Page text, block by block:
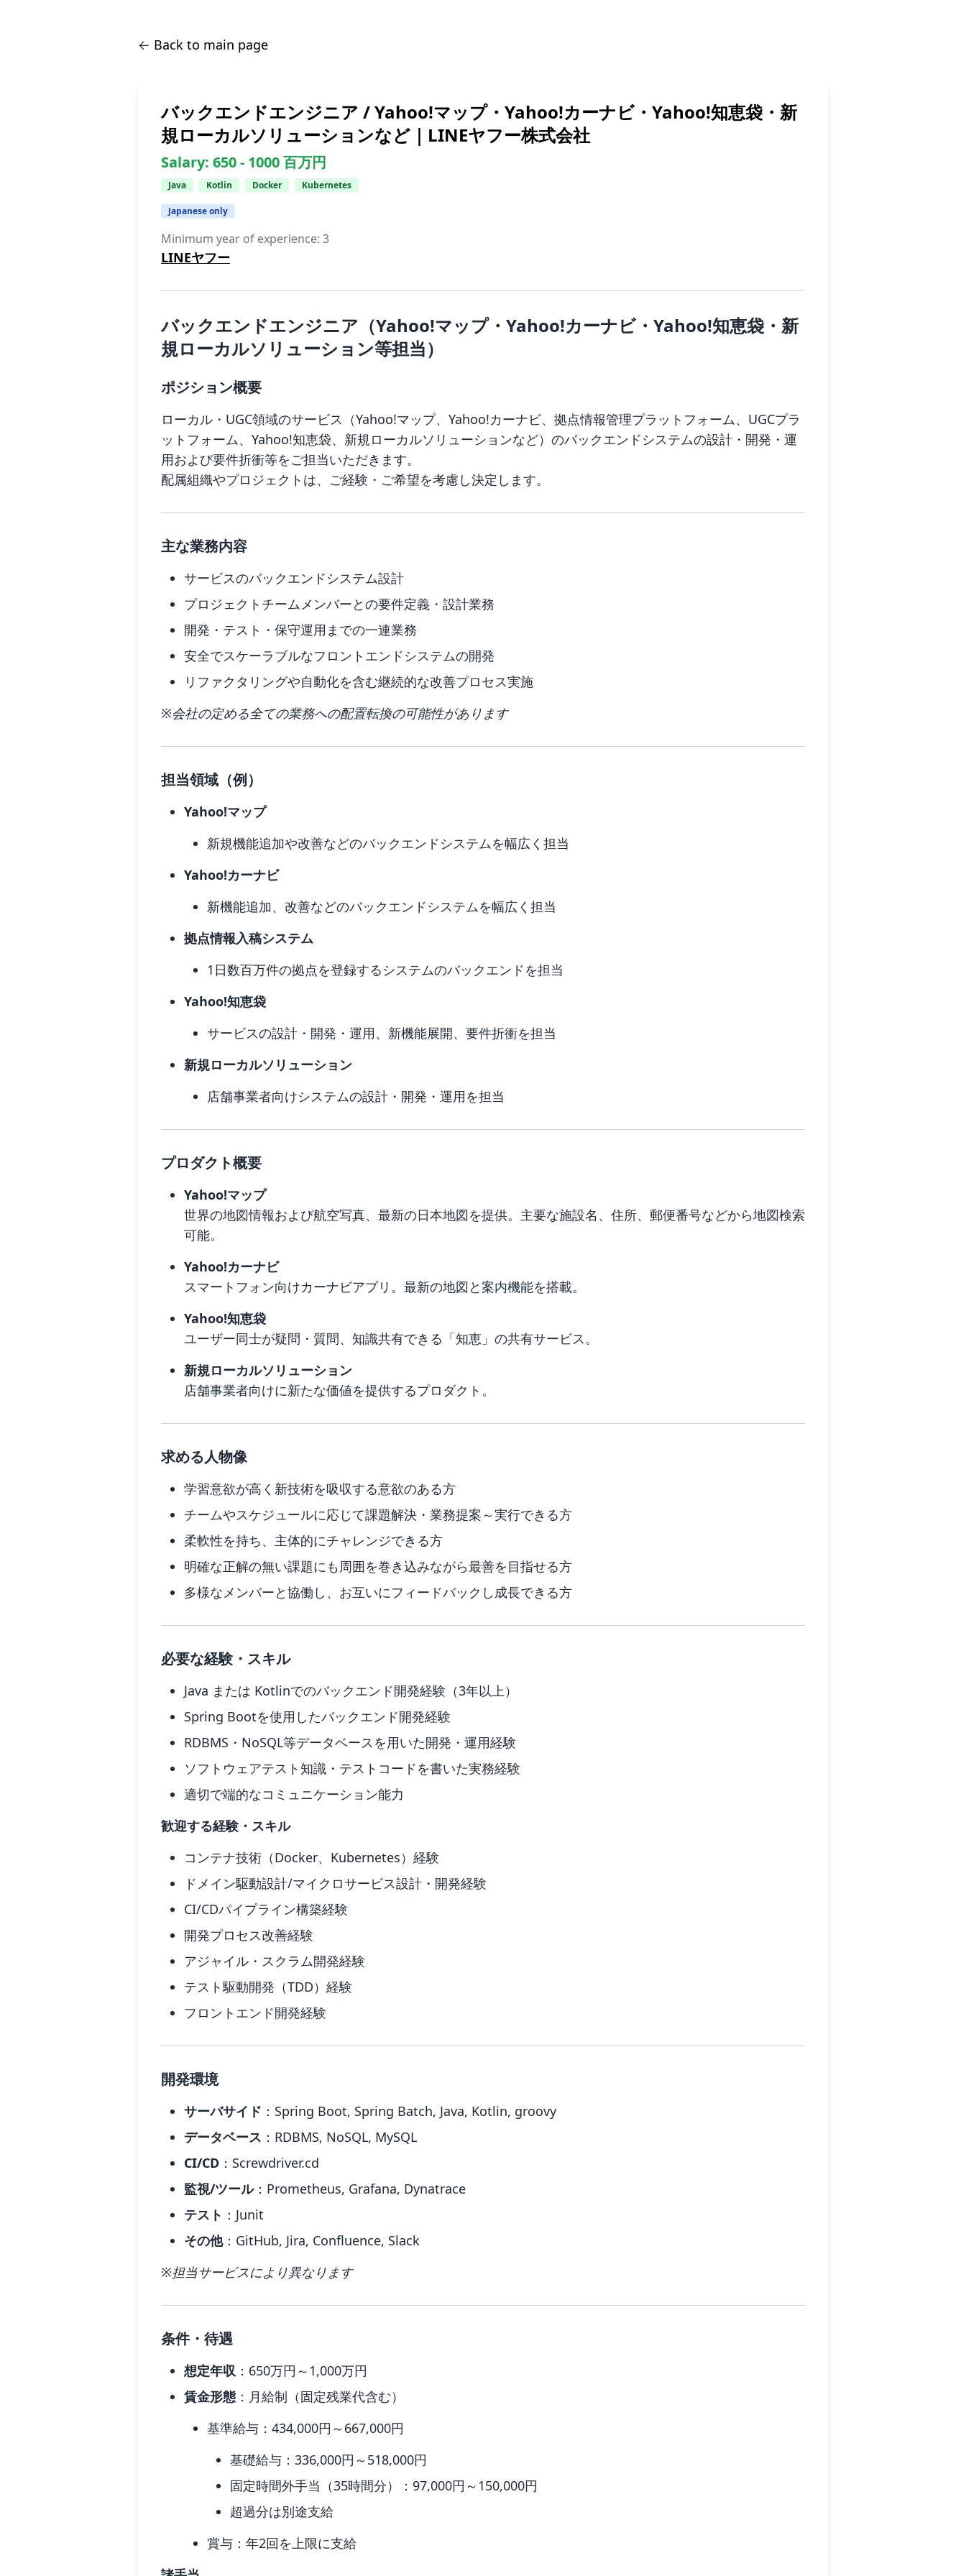
← Back to main page
バックエンドエンジニア / Yahoo!マップ・Yahoo!カーナビ・Yahoo!知恵袋・新
規ローカルソリューションなど｜LINEヤフー株式会社
Salary: 650 - 1000百万円
Java Kotlin Docker Kubernetes
Japanese only
Minimum year of experience: 3
LINEヤフー
バックエンドエンジニア（Yahoo!マップ・Yahoo!カーナビ・Yahoo!知恵袋・新
規ローカルソリューション等担当）
ポジション概要
ローカル・UGC領域のサービス（Yahoo!マップ、Yahoo!カーナビ、拠点情報管理プラットフォーム、UGCプラ
ットフォーム、Yahoo!知恵袋、新規ローカルソリューションなど）のバックエンドシステムの設計・開発・運
用および要件折衝等をご担当いただきます。
配属組織やプロジェクトは、ご経験・ご希望を考慮し決定します。
主な業務内容
サービスのバックエンドシステム設計
プロジェクトチームメンバーとの要件定義・設計業務
開発・テスト・保守運用までの一連業務
安全でスケーラブルなフロントエンドシステムの開発
リファクタリングや自動化を含む継続的な改善プロセス実施
※会社の定める全ての業務への配置転換の可能性があります
担当領域（例）
Yahoo!マップ
新規機能追加や改善などのバックエンドシステムを幅広く担当
Yahoo!カーナビ
新機能追加、改善などのバックエンドシステムを幅広く担当
拠点情報入稿システム
1日数百万件の拠点を登録するシステムのバックエンドを担当
Yahoo!知恵袋
サービスの設計・開発・運用、新機能展開、要件折衝を担当
新規ローカルソリューション
店舗事業者向けシステムの設計・開発・運用を担当
プロダクト概要
Yahoo!マップ
世界の地図情報および航空写真、最新の日本地図を提供。主要な施設名、住所、郵便番号などから地図検索
可能。
Yahoo!カーナビ
スマートフォン向けカーナビアプリ。最新の地図と案内機能を搭載。
Yahoo!知恵袋
ユーザー同士が疑問・質問、知識共有できる「知恵」の共有サービス。
新規ローカルソリューション
店舗事業者向けに新たな価値を提供するプロダクト。
求める人物像
学習意欲が高く新技術を吸収する意欲のある方
チームやスケジュールに応じて課題解決・業務提案～実行できる方
柔軟性を持ち、主体的にチャレンジできる方
明確な正解の無い課題にも周囲を巻き込みながら最善を目指せる方
多様なメンバーと協働し、お互いにフィードバックし成長できる方
必要な経験・スキル
Java または Kotlinでのバックエンド開発経験（3年以上）
Spring Bootを使用したバックエンド開発経験
RDBMS・NoSQL等データベースを用いた開発・運用経験
ソフトウェアテスト知識・テストコードを書いた実務経験
適切で端的なコミュニケーション能力
歓迎する経験・スキル
コンテナ技術（Docker、Kubernetes）経験
ドメイン駆動設計/マイクロサービス設計・開発経験
CI/CDパイプライン構築経験
開発プロセス改善経験
アジャイル・スクラム開発経験
テスト駆動開発（TDD）経験
フロントエンド開発経験
開発環境
サーバサイド ：Spring Boot, Spring Batch, Java, Kotlin, groovy
データベース ：RDBMS, NoSQL, MySQL
CI/CD ：Screwdriver.cd
監視/ツール：Prometheus, Grafana, Dynatrace
テスト ：Junit
その他：GitHub, Jira, Confluence, Slack
※担当サービスにより異なります
条件・待遇
想定年収 ：650万円～1,000万円
賃金形態 ：月給制（固定残業代含む）
基準給与：434,000円～667,000円
基礎給与：336,000円～518,000円
固定時間外手当（35時間分）：97,000円～150,000円
超過分は別途支給
賞与：年2回を上限に支給